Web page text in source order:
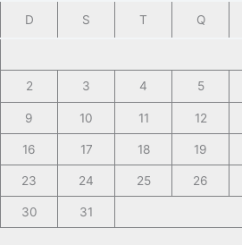
D S T Q
2 3 4 5
9 10 11 12
16 17 18 19
23 24 25 26
30 31